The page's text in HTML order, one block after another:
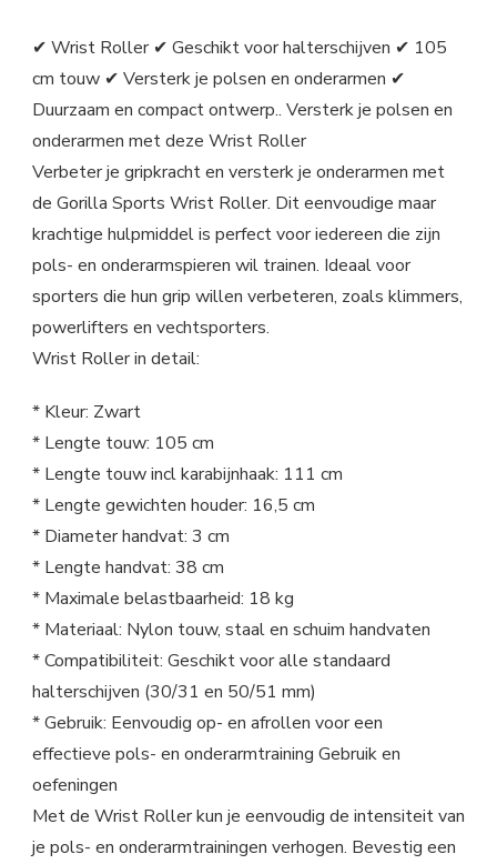
✔ Wrist Roller ✔ Geschikt voor halterschijven ✔ 105
cm touw ✔ Versterk je polsen en onderarmen ✔
Duurzaam en compact ontwerp.. Versterk je polsen en
onderarmen met deze Wrist Roller
Verbeter je gripkracht en versterk je onderarmen met
de Gorilla Sports Wrist Roller. Dit eenvoudige maar
krachtige hulpmiddel is perfect voor iedereen die zijn
pols- en onderarmspieren wil trainen. Ideaal voor
sporters die hun grip willen verbeteren, zoals klimmers,
powerlifters en vechtsporters.
Wrist Roller in detail:
* Kleur: Zwart
* Lengte touw: 105 cm
* Lengte touw incl karabijnhaak: 111 cm
* Lengte gewichten houder: 16,5 cm
* Diameter handvat: 3 cm
* Lengte handvat: 38 cm
* Maximale belastbaarheid: 18 kg
* Materiaal: Nylon touw, staal en schuim handvaten
* Compatibiliteit: Geschikt voor alle standaard
halterschijven (30/31 en 50/51 mm)
* Gebruik: Eenvoudig op- en afrollen voor een
effectieve pols- en onderarmtraining Gebruik en
oefeningen
Met de Wrist Roller kun je eenvoudig de intensiteit van
je pols- en onderarmtrainingen verhogen. Bevestig een